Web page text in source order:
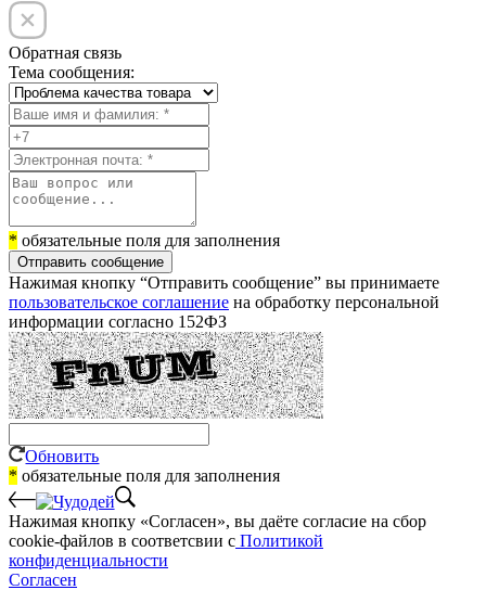
Обратная связь
Тема сообщения:
* обязательные поля для заполнения
Отправить сообщение
Нажимая кнопку “Отправить сообщение” вы принимаете
пользовательское соглашение на обработку персональной
информации согласно 152ФЗ
Обновить
* обязательные поля для заполнения
Нажимая кнопку «Согласен», вы даёте cогласие на сбор
cookie-файлов в соответсвии с Политикой
конфиденциальности
Согласен